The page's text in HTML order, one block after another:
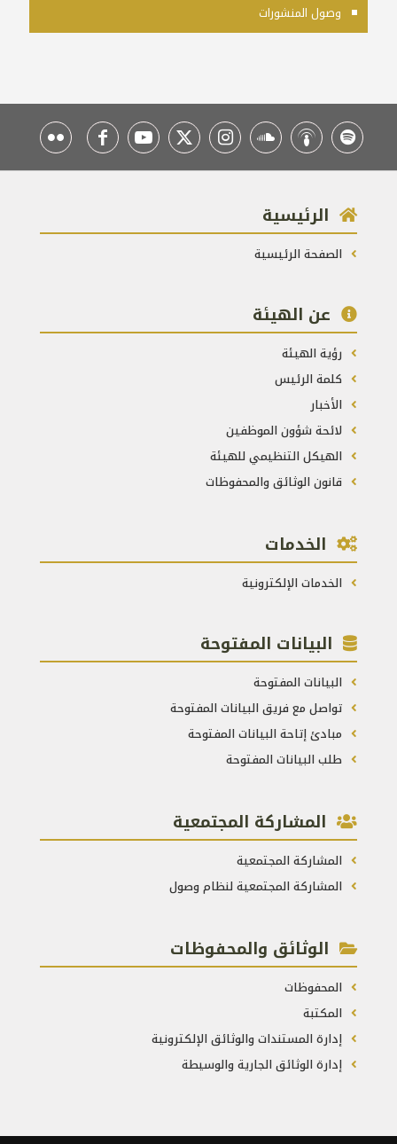
وصول المنشورات
الرئيسية
الصفحة الرئيسية
عن الهيئة
رؤية الهيئة
كلمة الرئيس
الأخبار
لائحة شؤون الموظفين
الهيكل التنظيمي للهيئة
قانون الوثائق والمحفوظات
الخدمات
الخدمات الإلكترونية
البيانات المفتوحة
البيانات المفتوحة
تواصل مع فريق البيانات المفتوحة
مبادئ إتاحة البيانات المفتوحة
طلب البيانات المفتوحة
المشاركة المجتمعية
المشاركة المجتمعية
المشاركة المجتمعية لنظام وصول
الوثائق والمحفوظات
المحفوظات
المكتبة
إدارة المستندات والوثائق الإلكترونية
إدارة الوثائق الجارية والوسيطة